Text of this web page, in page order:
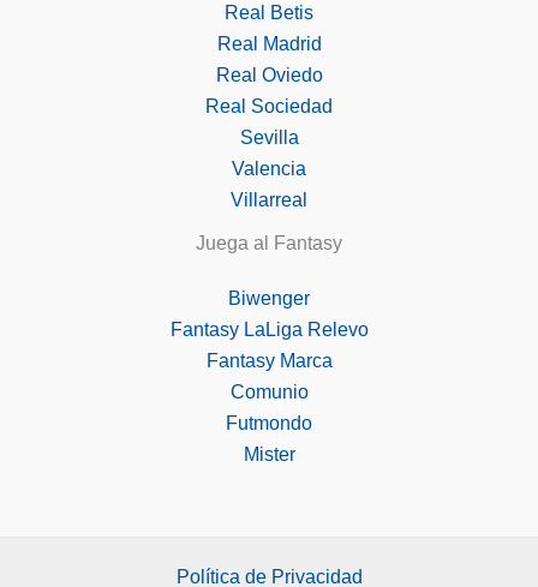
Real Betis
Real Madrid
Real Oviedo
Real Sociedad
Sevilla
Valencia
Villarreal
Juega al Fantasy
Biwenger
Fantasy LaLiga Relevo
Fantasy Marca
Comunio
Futmondo
Mister
Política de Privacidad